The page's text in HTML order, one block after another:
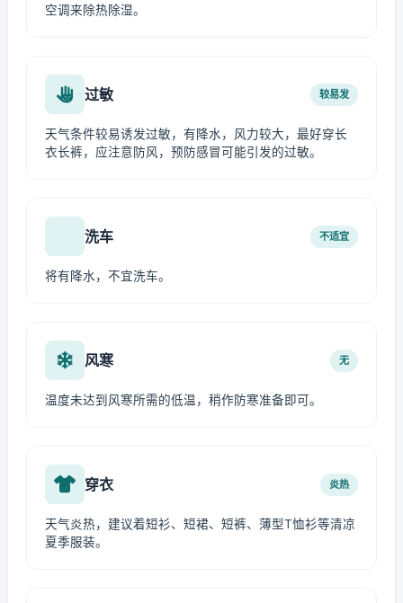
空调来除热除湿。
过敏 较易发
天气条件较易诱发过敏，有降水，风力较大，最好穿长
衣长裤，应注意防风，预防感冒可能引发的过敏。
洗车 不适宜
将有降水，不宜洗车。
风寒 无
温度未达到风寒所需的低温，稍作防寒准备即可。
穿衣 炎热
天气炎热，建议着短衫、短裙、短裤、薄型T恤衫等清凉
夏季服装。